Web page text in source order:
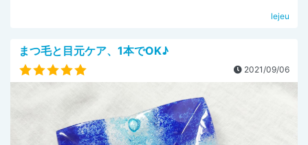
lejeu
まつ毛と目元ケア、1本でOK♪
2021/09/06